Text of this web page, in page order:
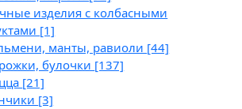
изделия с колбасными
[1]
манты, равиоли [44]
булочки [137]
[21]
[3]